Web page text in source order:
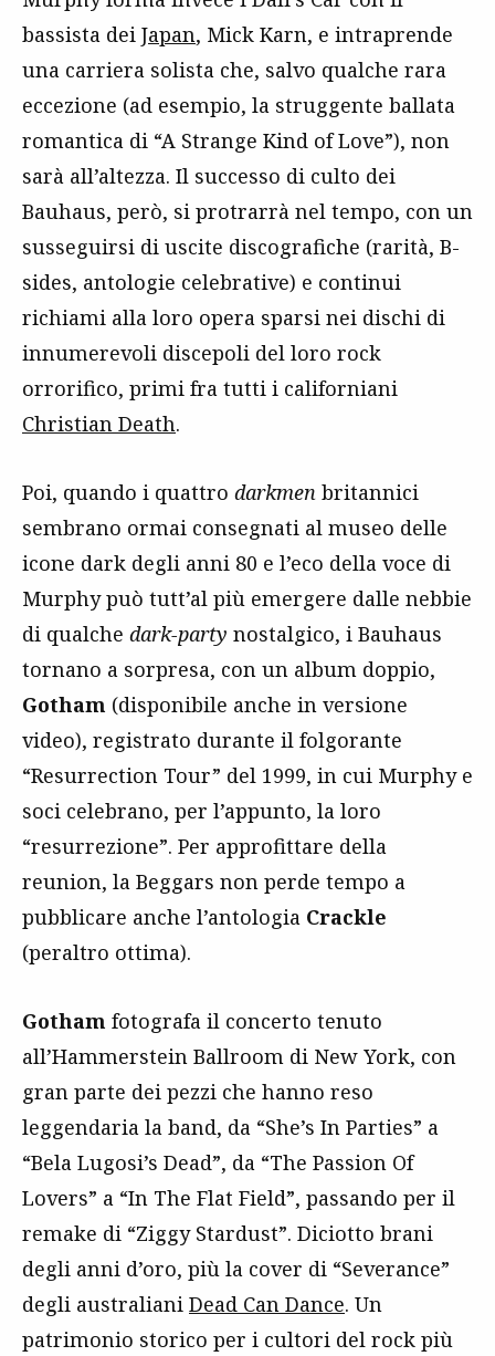
bassista dei Japan, Mick Karn, e intraprende
una carriera solista che, salvo qualche rara
eccezione (ad esempio, la struggente ballata
romantica di “A Strange Kind of Love”), non
sarà all’altezza. Il successo di culto dei
Bauhaus, però, si protrarrà nel tempo, con un
susseguirsi di uscite discografiche (rarità, B-
sides, antologie celebrative) e continui
richiami alla loro opera sparsi nei dischi di
innumerevoli discepoli del loro rock
orrorifico, primi fra tutti i californiani
Christian Death.
Poi, quando i quattro darkmen britannici
sembrano ormai consegnati al museo delle
icone dark degli anni 80 e l’eco della voce di
Murphy può tutt’al più emergere dalle nebbie
di qualche dark-party nostalgico, i Bauhaus
tornano a sorpresa, con un album doppio,
Gotham (disponibile anche in versione
video), registrato durante il folgorante
“Resurrection Tour” del 1999, in cui Murphy e
soci celebrano, per l’appunto, la loro
“resurrezione”. Per approfittare della
reunion, la Beggars non perde tempo a
pubblicare anche l’antologia Crackle
(peraltro ottima).
Gotham fotografa il concerto tenuto
all’Hammerstein Ballroom di New York, con
gran parte dei pezzi che hanno reso
leggendaria la band, da “She’s In Parties” a
“Bela Lugosi’s Dead”, da “The Passion Of
Lovers” a “In The Flat Field”, passando per il
remake di “Ziggy Stardust”. Diciotto brani
degli anni d’oro, più la cover di “Severance”
degli australiani Dead Can Dance. Un
patrimonio storico per i cultori del rock più